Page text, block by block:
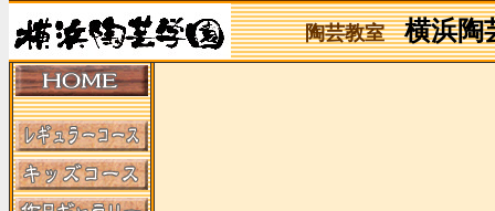
陶芸教室 横浜陶